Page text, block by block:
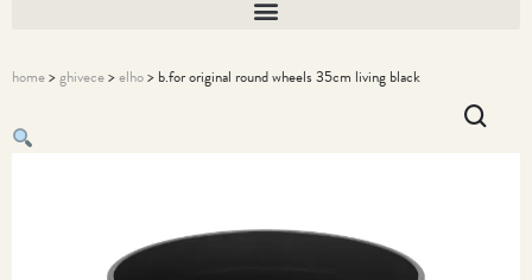
home>ghivece>elho> b.for original round wheels 35cm living black